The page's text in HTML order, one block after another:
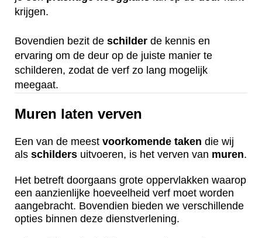
krijgen.
Bovendien bezit de schilder de kennis en
ervaring om de deur op de juiste manier te
schilderen, zodat de verf zo lang mogelijk
meegaat.
Muren laten verven
Een van de meest voorkomende taken die wij
als schilders uitvoeren, is het verven van muren.
Het betreft doorgaans grote oppervlakken waarop
een aanzienlijke hoeveelheid verf moet worden
aangebracht. Bovendien bieden we verschillende
opties binnen deze dienstverlening.